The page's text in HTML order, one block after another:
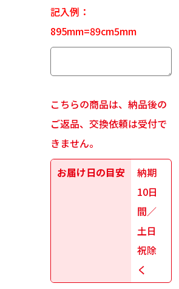
記入例：
895mm=89cm5mm
こちらの商品は、納品後の
ご返品、交換依頼は受付で
きません。
お届け日の目安
納期
10日
間／
土日
祝除
く